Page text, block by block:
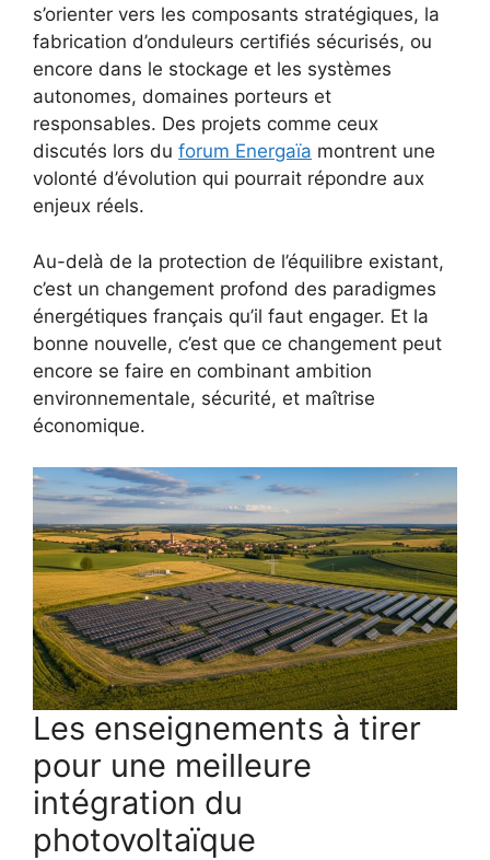
s’orienter vers les composants stratégiques, la
fabrication d’onduleurs certifiés sécurisés, ou
encore dans le stockage et les systèmes
autonomes, domaines porteurs et
responsables. Des projets comme ceux
discutés lors du forum Energaïa montrent une
volonté d’évolution qui pourrait répondre aux
enjeux réels.
Au-delà de la protection de l’équilibre existant,
c’est un changement profond des paradigmes
énergétiques français qu’il faut engager. Et la
bonne nouvelle, c’est que ce changement peut
encore se faire en combinant ambition
environnementale, sécurité, et maîtrise
économique.
Les enseignements à tirer
pour une meilleure
intégration du
photovoltaïque